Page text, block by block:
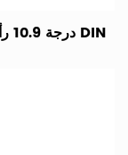
DIN درجة 10.9 رأس سداسي مع غسالة